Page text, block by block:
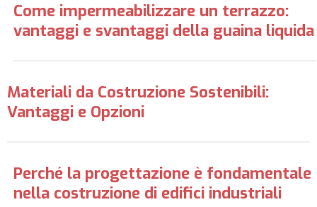
Come impermeabilizzare un terrazzo:
vantaggi e svantaggi della guaina liquida
Materiali da Costruzione Sostenibili:
Vantaggi e Opzioni
Perché la progettazione è fondamentale
nella costruzione di edifici industriali